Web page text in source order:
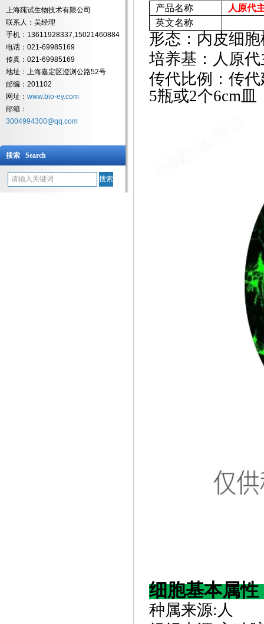
上海莼试生物技术有限公司
联系人：吴经理
手机：13611928337,15021460884
电话：021-69985169
传真：021-69985169
地址：上海嘉定区澄浏公路52号
邮编：201102
网址： www.bio-ey.com
邮箱：
3004994300@qq.com
搜索 Search
产品名称
人原代
英文名称
形态：内皮细胞
培养基：人原
传代比例：传
5瓶或2个6cm皿
细胞基本属性
种属来源: 人